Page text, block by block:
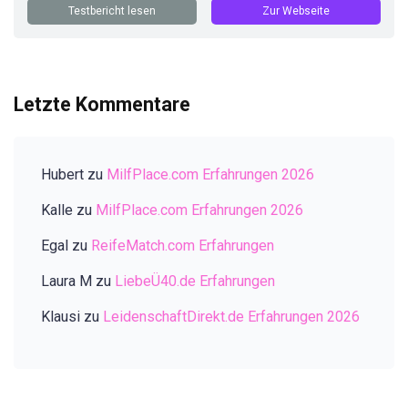
Testbericht lesen Zur Webseite
Letzte Kommentare
Hubert zu MilfPlace.com Erfahrungen 2026
Kalle zu MilfPlace.com Erfahrungen 2026
Egal zu ReifeMatch.com Erfahrungen
Laura M zu LiebeÜ40.de Erfahrungen
Klausi zu LeidenschaftDirekt.de Erfahrungen 2026